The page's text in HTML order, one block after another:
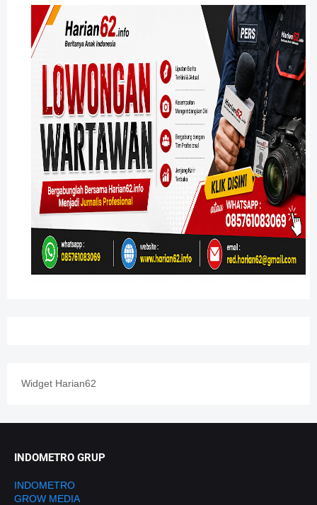
Widget Harian62
INDOMETRO GRUP
INDOMETRO
GROW MEDIA